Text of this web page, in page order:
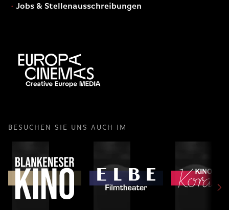
Jobs & Stellenausschreibungen
BESUCHEN SIE UNS AUCH IM